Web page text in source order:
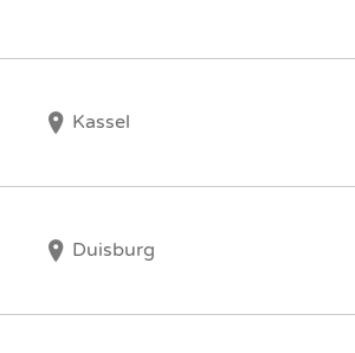
Kassel
Duisburg